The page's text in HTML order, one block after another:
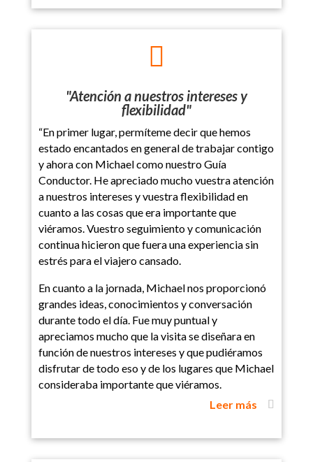

"Atención a nuestros intereses y
flexibilidad"
“En primer lugar, permíteme decir que hemos
estado encantados en general de trabajar contigo
y ahora con Michael como nuestro Guía
Conductor. He apreciado mucho vuestra atención
a nuestros intereses y vuestra flexibilidad en
cuanto a las cosas que era importante que
viéramos. Vuestro seguimiento y comunicación
continua hicieron que fuera una experiencia sin
estrés para el viajero cansado.
En cuanto a la jornada, Michael nos proporcionó
grandes ideas, conocimientos y conversación
durante todo el día. Fue muy puntual y
apreciamos mucho que la visita se diseñara en
función de nuestros intereses y que pudiéramos
disfrutar de todo eso y de los lugares que Michael
consideraba importante que viéramos.
Leer más